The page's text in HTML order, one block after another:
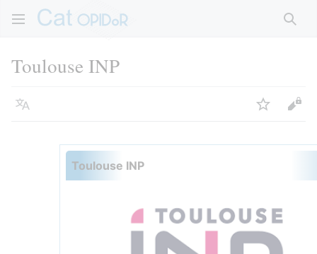
Toulouse INP
Langue Suivre
Toulouse INP